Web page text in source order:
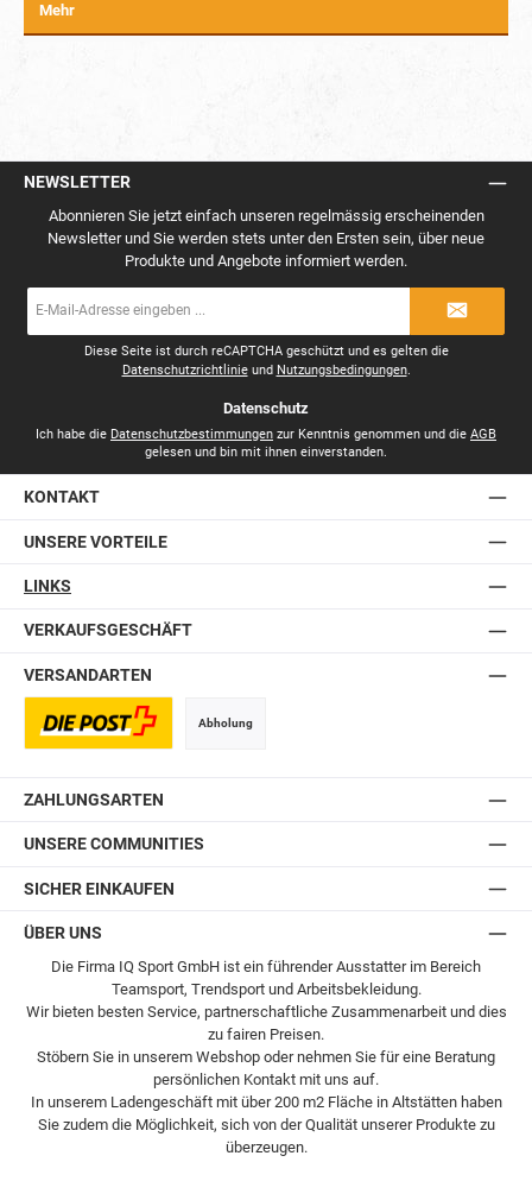
Mehr
NEWSLETTER
Abonnieren Sie jetzt einfach unseren regelmässig erscheinenden
Newsletter und Sie werden stets unter den Ersten sein, über neue
Produkte und Angebote informiert werden.
Mail-
Diese Seite ist durch reCAPTCHA geschützt und es gelten die
Datenschutzrichtlinieund Nutzungsbedingungen.
Datenschutz
Ich habe die Datenschutzbestimmungen zur Kenntnis genommen und die AGB
gelesen und bin mit ihnen einverstanden.
KONTAKT
UNSERE VORTEILE
LINKS
VERKAUFSGESCHÄFT
VERSANDARTEN
Abholung
ZAHLUNGSARTEN
UNSERE COMMUNITIES
SICHER EINKAUFEN
ÜBER UNS
Die Firma IQ Sport GmbH ist ein führender Ausstatter im Bereich
Teamsport, Trendsport und Arbeitsbekleidung.
Wir bieten besten Service, partnerschaftliche Zusammenarbeit und dies
zu fairen Preisen.
Stöbern Sie in unserem Webshop oder nehmen Sie für eine Beratung
persönlichen Kontakt mit uns auf.
In unserem Ladengeschäft mit über 200 m2 Fläche in Altstätten haben
Sie zudem die Möglichkeit, sich von der Qualität unserer Produkte zu
überzeugen.